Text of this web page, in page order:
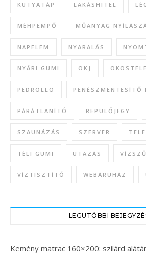
KUTYATÁP LAKÁSHITEL
MÉHPEMPŐ MŰANYAG
NAPELEM NYARALÁS
NYÁRI GUMI OKJ
PEDROLLO PENÉSZMENTESÍTŐ
PÁRÁTLANÍTÓ REPÜLŐJEGY
SZAUNÁZÁS SZERVER
TÉLI GUMI UTAZÁS
VÍZTISZTÍTÓ WEBÁRUHÁZ
LEGUTÓBBI
Kemény matrac 160×200: szilárd